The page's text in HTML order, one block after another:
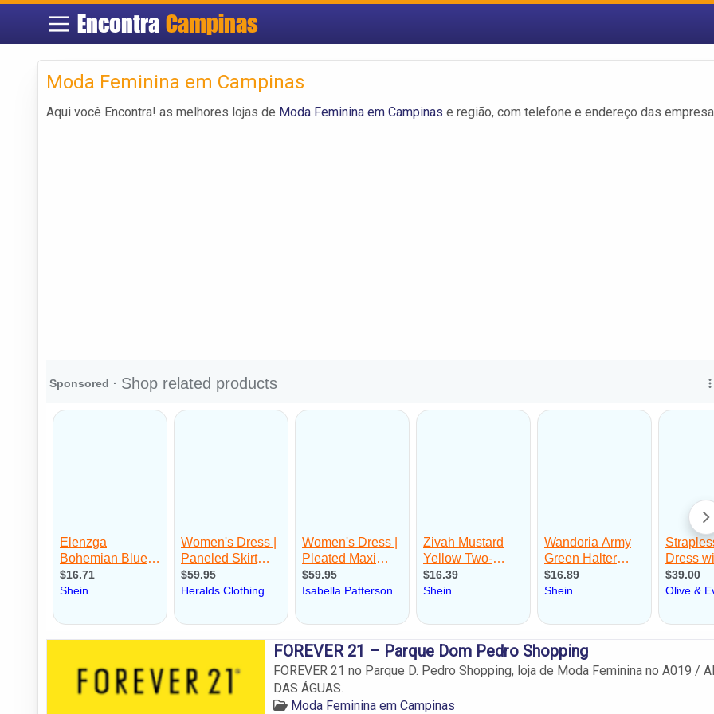
EncontraCampinas
Moda Feminina em Campinas
Aqui você Encontra! as melhores lojas de Moda Feminina em Campinas e região, com telefone e endereço das
FOREVER 21 – Parque Dom Pedro Shopping
FOREVER 21 no Parque D. Pedro Shopping, loja de Moda Feminina no A019 /
DAS ÁGUAS.
Moda Feminina em Campinas